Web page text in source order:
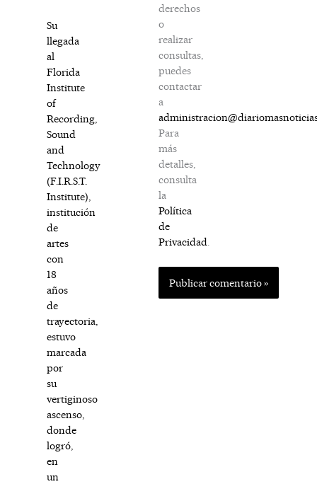
Su
llegada
al
Florida
Institute
of
Recording,
Sound
and
Technology
(F.I.R.S.T.
Institute),
institución
de
artes
con
18
años
de
trayectoria,
estuvo
marcada
por
su
vertiginoso
ascenso,
donde
logró,
en
un
derechos
o
realizar
consultas,
puedes
contactar
a
Para
más
detalles,
consulta
la
Política
de
Privacidad